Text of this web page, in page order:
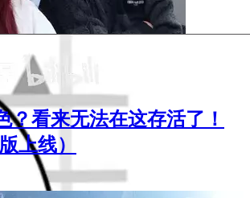
？看来无法在这存活了！
上线）